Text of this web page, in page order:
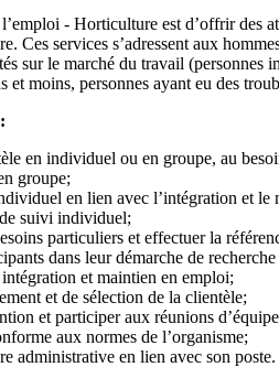
- Horticulture est d’offrir des
Ces services s’adressent aux
sur le marché du travail
et moins, personnes ayant eu des
en individuel ou en groupe, au
groupe;
en lien avec l’intégration et le
suivi individuel;
particuliers et effectuer la
dans leur démarche de
et maintien en emploi;
et de sélection de la clientèle;
et participer aux réunions
aux normes de l’organisme;
administrative en lien avec son poste.